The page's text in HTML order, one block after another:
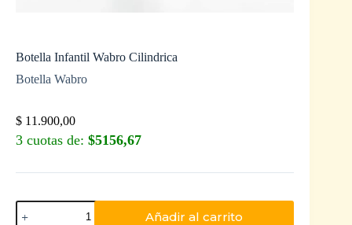
Botella Infantil Wabro Cilindrica
Botella Wabro
$ 11.900,00
3 cuotas de: $5156,67
Añadir al carrito